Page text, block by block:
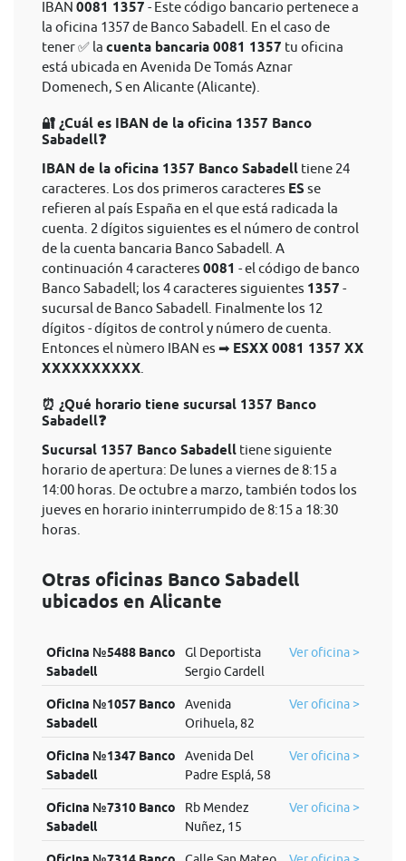
IBAN 0081 1357 - Este código bancario pertenece a
la oficina 1357 de Banco Sabadell. En el caso de
tener ✅ la cuenta bancaria 0081 1357 tu oficina
está ubicada en Avenida De Tomás Aznar
Domenech, S en Alicante (Alicante).
🔐 ¿Cuál es IBAN de la oficina 1357 Banco
Sabadell❓
IBAN de la oficina 1357 Banco Sabadell tiene 24
caracteres. Los dos primeros caracteres ES se
refieren al país España en el que está radicada la
cuenta. 2 dígitos siguientes es el número de control
de la cuenta bancaria Banco Sabadell. A
continuación 4 caracteres 0081 - el código de banco
Banco Sabadell; los 4 caracteres siguientes 1357 -
sucursal de Banco Sabadell. Finalmente los 12
dígitos - dígitos de control y número de cuenta.
Entonces el nùmero IBAN es ➡ ESXX 0081 1357 XX
XXXXXXXXXX
⏰ ¿Qué horario tiene sucursal 1357 Banco
Sabadell❓
Sucursal 1357 Banco Sabadell tiene siguiente
horario de apertura: De lunes a viernes de 8:15 a
14:00 horas. De octubre a marzo, también todos los
jueves en horario ininterrumpido de 8:15 a 18:30
horas.
Otras oficinas Banco Sabadell
ubicados en Alicante
Oficina №5488 Banco
Sabadell
Gl Deportista
Sergio Cardell
Ver oficina >
Oficina №1057 Banco
Sabadell
Avenida
Orihuela, 82
Ver oficina >
Oficina №1347 Banco
Sabadell
Avenida Del
Padre Esplá, 58
Ver oficina >
Oficina №7310 Banco
Sabadell
Rb Mendez
Nuñez, 15
Ver oficina >